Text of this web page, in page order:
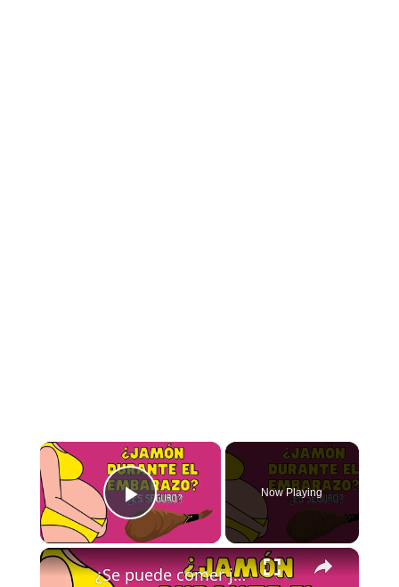
×
Play Video
Now Playing
×
¿Se puede comer jamón durante el embarazo? ¿Es seguro?